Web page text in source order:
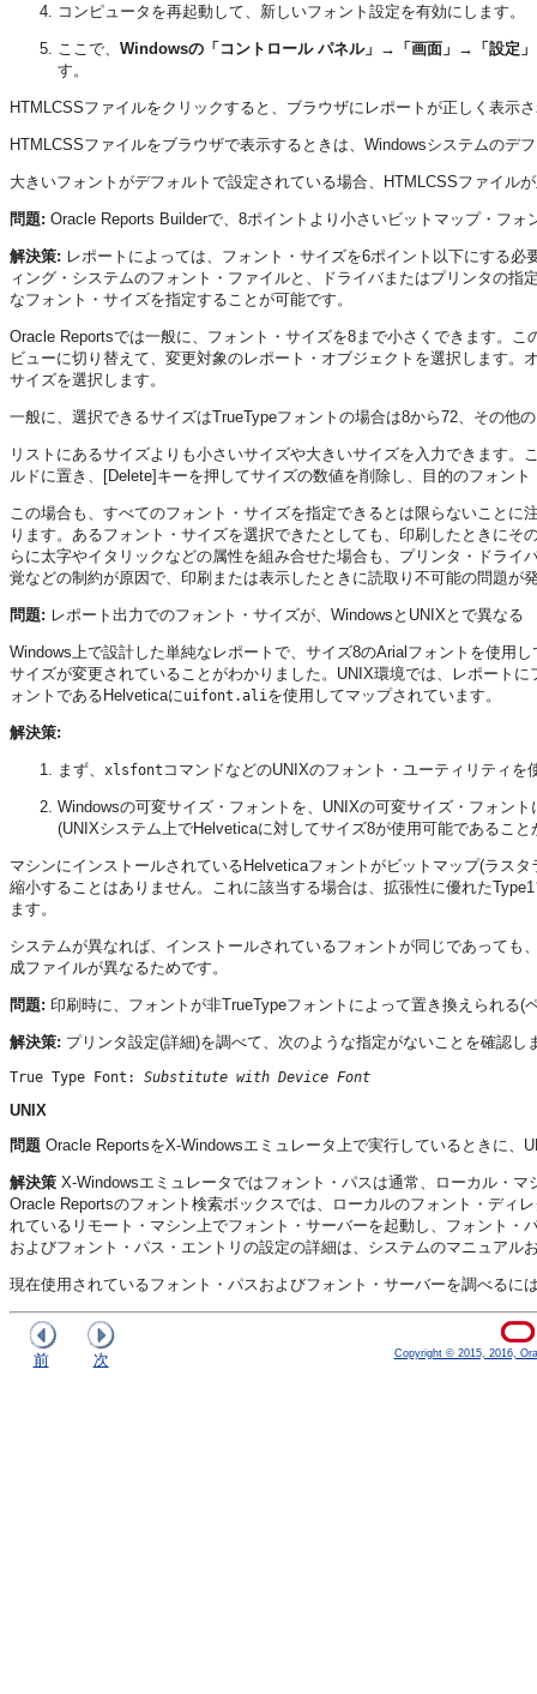
コンピュータを再起動して、新しいフォント設定を有効にします。
ここで、 Windowsの「コントロール パネル」→「画面」→「設定」
す。
HTMLCSSファイルをクリックすると、ブラウザにレポートが正しく表示
HTMLCSSファイルをブラウザで表示するときは、Windowsシステムの
大きいフォントがデフォルトで設定されている場合、HTMLCSSファイル
問題: Oracle Reports Builderで、8ポイントより小さいビットマップ・フォ
解決策: レポートによっては、フォント・サイズを6ポイント以下にする
ィング・システムのフォント・ファイルと、ドライバまたはプリンタの
なフォント・サイズを指定することが可能です。
Oracle Reportsでは一般に、フォント・サイズを8まで小さくできます。
ビューに切り替えて、変更対象のレポート・オブジェクトを選択します
サイズを選択します。
一般に、選択できるサイズはTrueTypeフォントの場合は8から72、その他
リストにあるサイズよりも小さいサイズや大きいサイズを入力できます
ルドに置き、[Delete]キーを押してサイズの数値を削除し、目的のフォン
この場合も、すべてのフォント・サイズを指定できるとは限らないこと
ります。あるフォント・サイズを選択できたとしても、印刷したときに
らに太字やイタリックなどの属性を組み合せた場合も、プリンタ・ドラ
覚などの制約が原因で、印刷または表示したときに読取り不可能の問題が
問題: レポート出力でのフォント・サイズが、WindowsとUNIXとで異なる
Windows上で設計した単純なレポートで、サイズ8のArialフォントを使用
サイズが変更されていることがわかりました。UNIX環境では、レポート
ォントであるHelveticaに uifont.aliを使用してマップされています。
解決策:
まず、 xlsfont コマンドなどのUNIXのフォント・ユーティリティ
Windowsの可変サイズ・フォントを、UNIXの可変サイズ・フォン
(UNIXシステム上でHelveticaに対してサイズ8が使用可能であること
マシンにインストールされているHelveticaフォントがビットマップ(ラス
縮小することはありません。これに該当する場合は、拡張性に優れた
ます。
システムが異なれば、インストールされているフォントが同じであって
成ファイルが異なるためです。
問題: 印刷時に、フォントが非TrueTypeフォントによって置き換えられる
解決策: プリンタ設定(詳細)を調べて、次のような指定がないことを確認し
True Type Font: Substitute with Device Font
UNIX
問題 Oracle ReportsをX-Windowsエミュレータ上で実行しているときに
解決策 X-Windowsエミュレータではフォント・パスは通常、ローカル・
Oracle Reportsのフォント検索ボックスでは、ローカルのフォント・ディ
れているリモート・マシン上でフォント・サーバーを起動し、フォント
およびフォント・パス・エントリの設定の詳細は、システムのマニュア
現在使用されているフォント・パスおよびフォント・サーバーを調べるに
前 次 Copyright © 2015, 2016,